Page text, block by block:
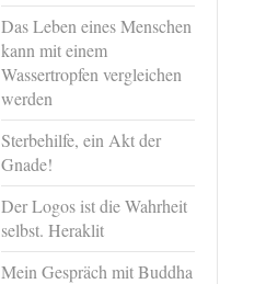
Das Leben eines Menschen
kann mit einem
Wassertropfen vergleichen
werden
Sterbehilfe, ein Akt der
Gnade!
Der Logos ist die Wahrheit
selbst. Heraklit
Mein Gespräch mit Buddha